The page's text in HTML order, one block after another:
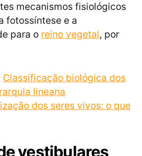
mecanismos fisiológicos
fotossíntese e a
para o reino vegetal, por
Classificação biológica dos
lineana
dos seres vivos: o que
vestibulares